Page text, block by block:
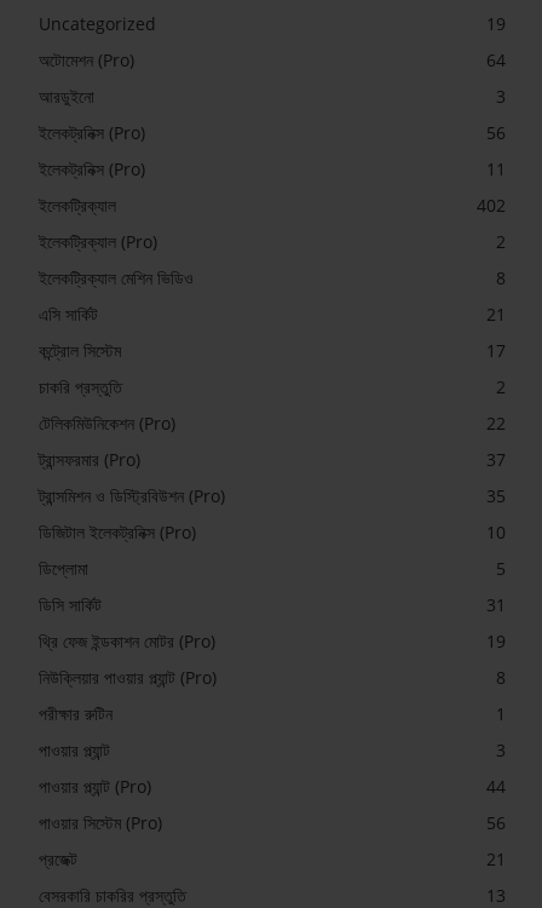
Uncategorized
19
অটোমেশন (Pro)
64
আরডুইনো
3
ইলেকট্রনিক্স (Pro)
56
ইলেকট্রনিক্স (Pro)
11
ইলেকট্রিক্যাল
402
ইলেকট্রিক্যাল (Pro)
2
ইলেকট্রিক্যাল মেশিন ভিডিও
8
এসি সার্কিট
21
কন্ট্রোল সিস্টেম
17
চাকরি প্রস্তুতি
2
টেলিকমিউনিকেশন (Pro)
22
ট্রান্সফরমার (Pro)
37
ট্রান্সমিশন ও ডিস্ট্রিবিউশন (Pro)
35
ডিজিটাল ইলেকট্রনিক্স (Pro)
10
ডিপ্লোমা
5
ডিসি সার্কিট
31
থ্রি ফেজ ইন্ডকাশন মোটর (Pro)
19
নিউক্লিয়ার পাওয়ার প্ল্যান্ট (Pro)
8
পরীক্ষার রুটিন
1
পাওয়ার প্ল্যান্ট
3
পাওয়ার প্ল্যান্ট (Pro)
44
পাওয়ার সিস্টেম (Pro)
56
প্রজেক্ট
21
বেসরকারি চাকরির প্রস্তুতি
13